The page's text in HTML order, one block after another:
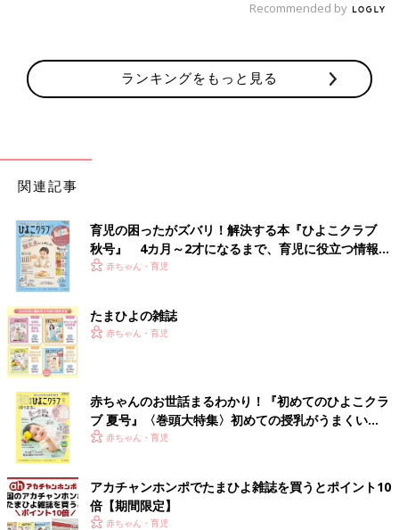
Recommended by
ランキングをもっと見る
関連記事
育児の困ったがズバリ！解決する本『ひよこクラブ
秋号』 4カ月～2才になるまで、育児に役立つ情報が
いっぱい！
赤ちゃん・育児
たまひよの雑誌
赤ちゃん・育児
赤ちゃんのお世話まるわかり！『初めてのひよこクラ
ブ 夏号』〈巻頭大特集〉初めての授乳がうまくい
く！ おっぱい・ミルクの基本と夏のトラブル 解決テ
赤ちゃん・育児
アカチャンホンポでたまひよ雑誌を買うとポイント10
倍【期間限定】
赤ちゃん・育児